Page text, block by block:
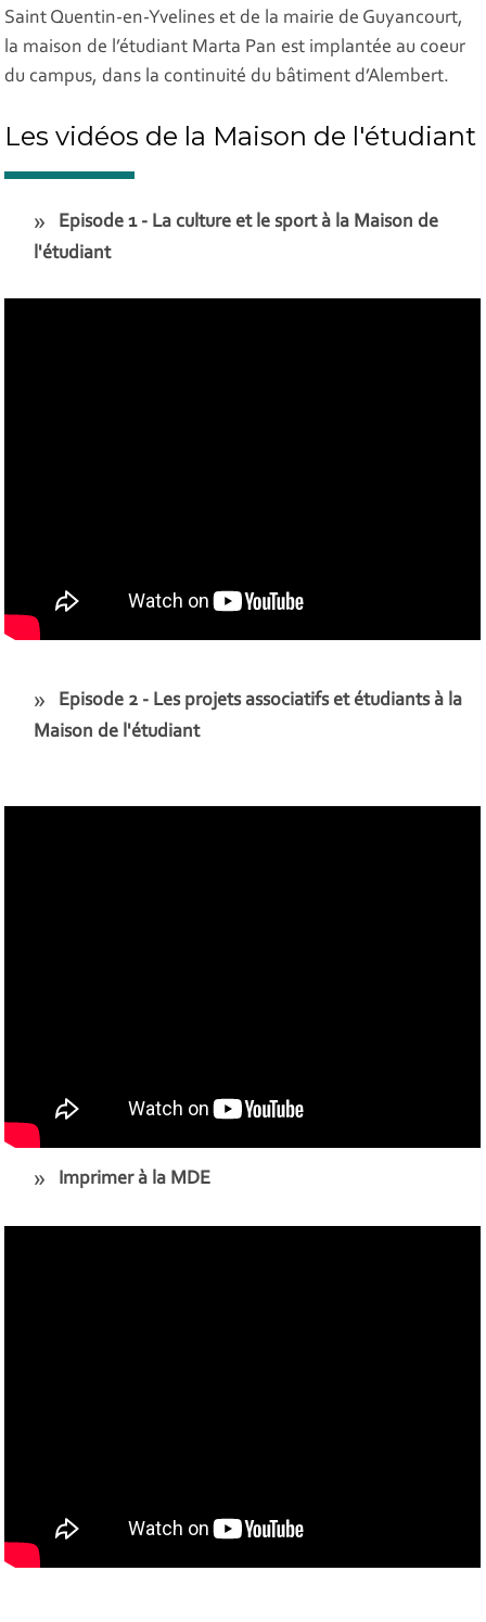
Saint Quentin-en-Yvelines et de la mairie de Guyancourt,
la maison de l’étudiant Marta Pan est implantée au coeur
du campus, dans la continuité du bâtiment d’Alembert.
Les vidéos de la Maison de l'étudiant
Episode 1 - La culture et le sport à la Maison de
l'étudiant
Episode 2 - Les projets associatifs et étudiants à la
Maison de l'étudiant
Imprimer à la MDE